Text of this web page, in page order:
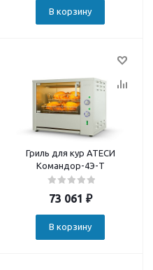
В корзину
Гриль для кур АТЕСИ
Командор-4Э-Т
73 061 ₽
В корзину